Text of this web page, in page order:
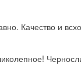
Качество и